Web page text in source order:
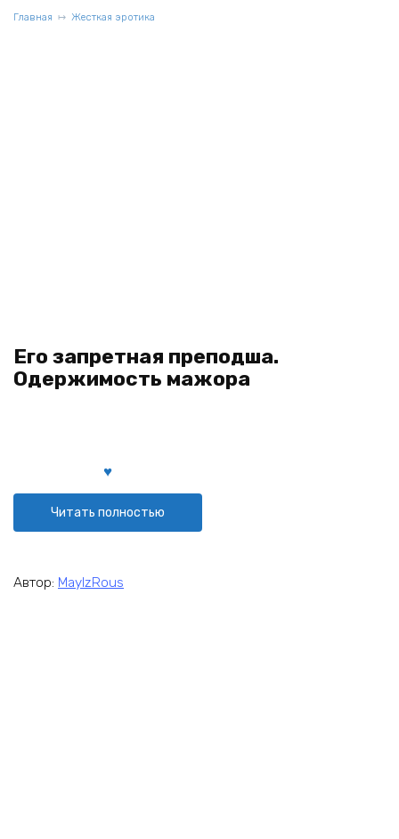
Главная Жесткая эротика
Его запретная преподша.
Одержимость мажора
Читать полностью
Автор: MaylzRous